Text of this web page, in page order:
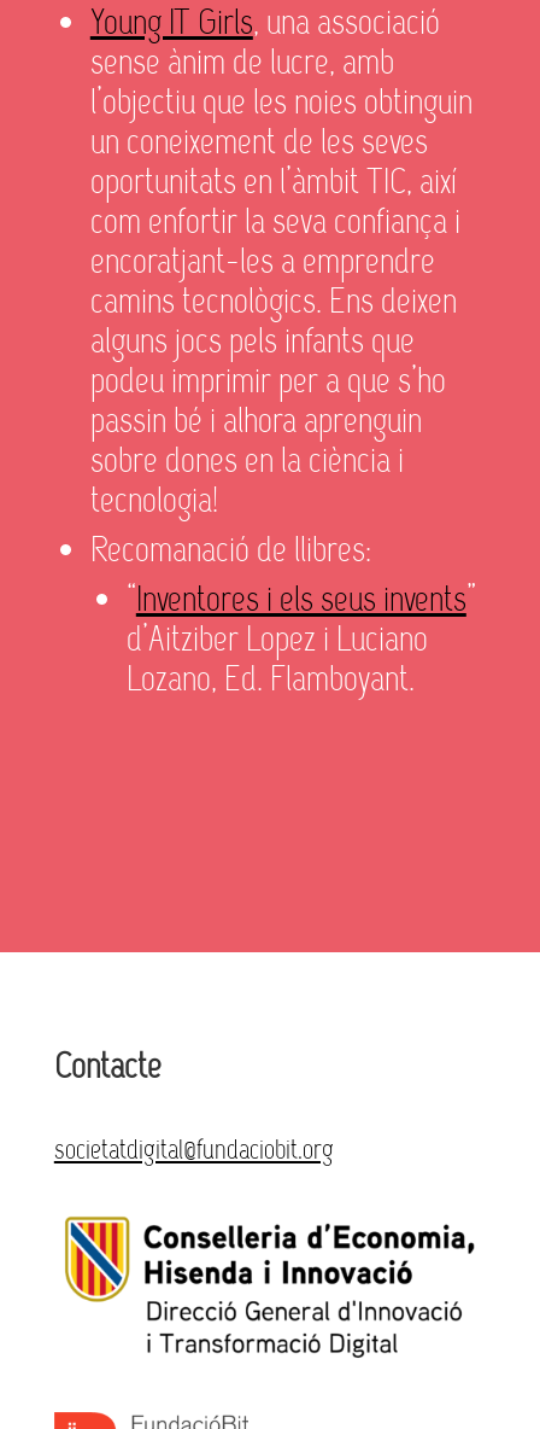
Young IT Girls, una associació
sense ànim de lucre, amb
l’objectiu que les noies obtinguin
un coneixement de les seves
oportunitats en l’àmbit TIC, així
com enfortir la seva confiança i
encoratjant-les a emprendre
camins tecnològics. Ens deixen
alguns jocs pels infants que
podeu imprimir per a que s’ho
passin bé i alhora aprenguin
sobre dones en la ciència i
tecnologia!
Recomanació de llibres:
“Inventores i els seus invents”
d’Aitziber Lopez i Luciano
Lozano, Ed. Flamboyant.
Contacte
societatdigital@fundaciobit.org